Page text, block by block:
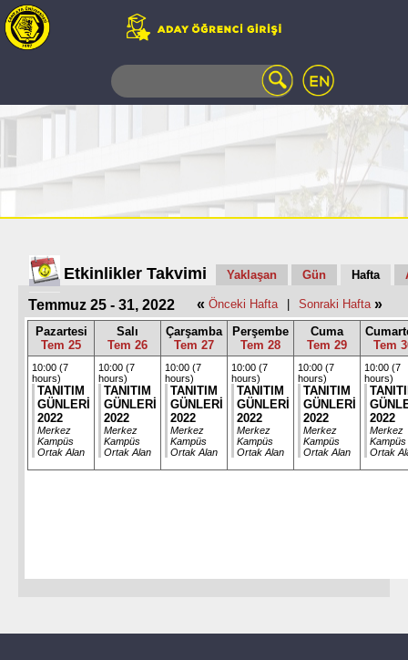
TELEFON
AÇILAN
UZAKTAN
EĞİTİM
KAMPÜSTE
YAŞAM
KÜTÜPHANE
PORTALI
ULAŞIM
Etkinlikler Takvimi Yaklaşan Gün Hafta
Temmuz 25 - 31, 2022 « Önceki Hafta | Sonraki Hafta »
Pazartesi
Tem 25
Salı
Tem 26
Çarşamba
Tem 27
Perşembe
Tem 28
Cuma
Tem 29
Tem
10:00 (7
hours)
TANITIM
GÜNLERİ
2022
Merkez
Kampüs
Ortak Alan
10:00 (7
hours)
TANITIM
GÜNLERİ
2022
Merkez
Kampüs
Ortak Alan
10:00 (7
hours)
TANITIM
GÜNLERİ
2022
Merkez
Kampüs
Ortak Alan
10:00 (7
hours)
TANITIM
GÜNLERİ
2022
Merkez
Kampüs
Ortak Alan
10:00 (7
hours)
TANITIM
GÜNLERİ
2022
Merkez
Kampüs
Ortak Alan
10:00 (7
hours)
2022
Merkez
Kampüs
Ortak